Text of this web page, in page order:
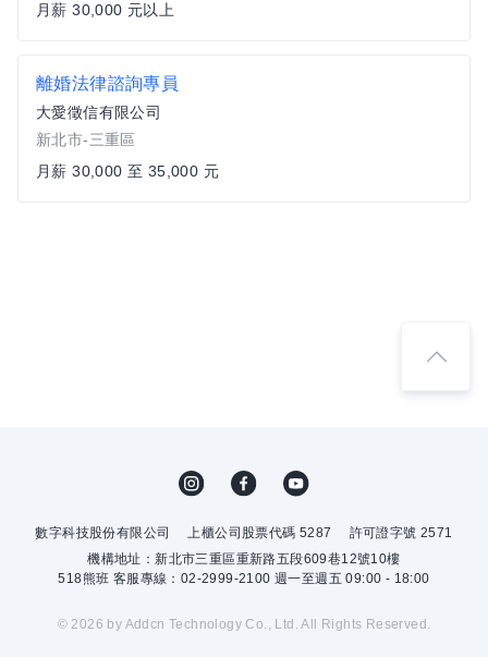
月薪 30,000 元以上
離婚法律諮詢專員
大愛徵信有限公司
新北市-三重區
月薪 30,000 至 35,000 元
數字科技股份有限公司 上櫃公司股票代碼 5287
許可證字號 2571
機構地址：新北市三重區重新路五段609巷12號10樓
518熊班 客服專線：02-2999-2100 週一至週五 09:00 - 18:00
© 2026 by Addcn Technology Co., Ltd. All Rights Reserved.